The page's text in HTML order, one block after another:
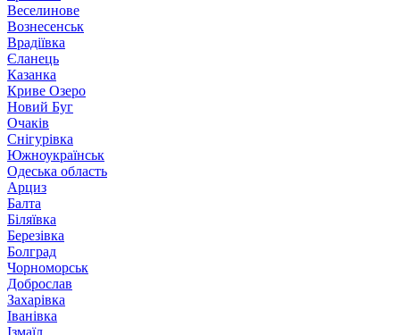
Веселинове
Вознесенськ
Врадіївка
Єланець
Казанка
Криве Озеро
Новий Буг
Очаків
Снігурівка
Южноукраїнськ
Одеська область
Арциз
Балта
Біляївка
Березівка
Болград
Чорноморськ
Доброслав
Захарівка
Іванівка
Ізмаїл